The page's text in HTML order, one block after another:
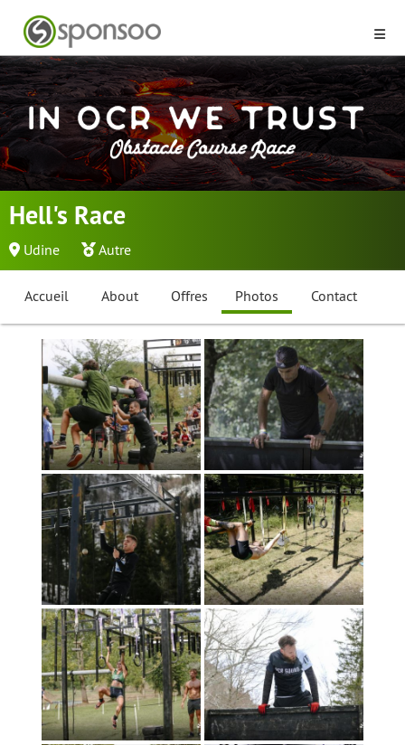
Hell's Race
Udine Autre
Accueil About Offres Photos Contact